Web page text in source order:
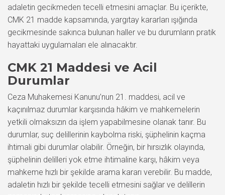
adaletin gecikmeden tecelli etmesini amaçlar. Bu içerikte,
CMK 21 madde kapsamında, yargıtay kararları ışığında
gecikmesinde sakınca bulunan haller ve bu durumların pratik
hayattaki uygulamaları ele alınacaktır.
CMK 21 Maddesi ve Acil
Durumlar
Ceza Muhakemesi Kanunu’nun 21. maddesi, acil ve
kaçınılmaz durumlar karşısında hâkim ve mahkemelerin
yetkili olmaksızın da işlem yapabilmesine olanak tanır. Bu
durumlar, suç delillerinin kaybolma riski, şüphelinin kaçma
ihtimali gibi durumlar olabilir. Örneğin, bir hırsızlık olayında,
şüphelinin delilleri yok etme ihtimaline karşı, hâkim veya
mahkeme hızlı bir şekilde arama kararı verebilir. Bu madde,
adaletin hızlı bir şekilde tecelli etmesini sağlar ve delillerin